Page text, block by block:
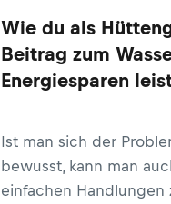
Wie du als
Beitrag zum
Energiesparen
Ist man sich der
bewusst, kann man
einfachen Handlungen